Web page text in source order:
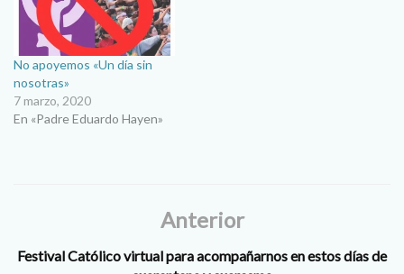
No apoyemos «Un día sin
nosotras»
7 marzo, 2020
En «Padre Eduardo Hayen»
Anterior
Festival Católico virtual para acompañarnos en estos días de